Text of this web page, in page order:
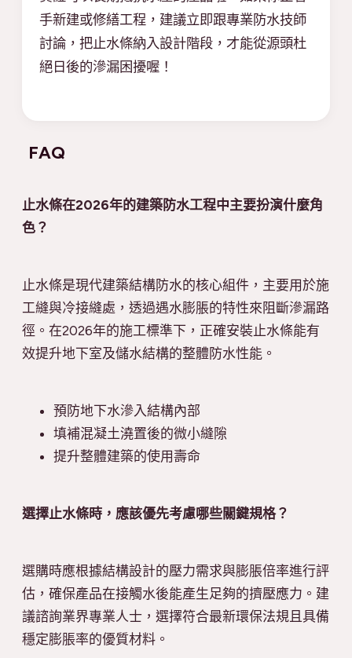
手新建或修繕工程，建議立即跟專業防水技師
討論，把止水條納入設計階段，才能從源頭杜
絕日後的滲漏困擾喔！
FAQ
止水條在2026年的建築防水工程中主要扮演什麼角
色？
止水條是現代建築結構防水的核心組件，主要用於施
工縫與冷接縫處，透過遇水膨脹的特性來阻斷滲漏路
徑。在2026年的施工標準下，正確安裝止水條能有
效提升地下室及儲水結構的整體防水性能。
預防地下水滲入結構內部
填補混凝土澆置後的微小縫隙
提升整體建築的使用壽命
選擇止水條時，應該優先考慮哪些關鍵規格？
選購時應根據結構設計的壓力需求與膨脹倍率進行評
估，確保產品在接觸水後能產生足夠的擠壓應力。建
議諮詢業界專業人士，選擇符合最新環保法規且具備
穩定膨脹率的優質材料。